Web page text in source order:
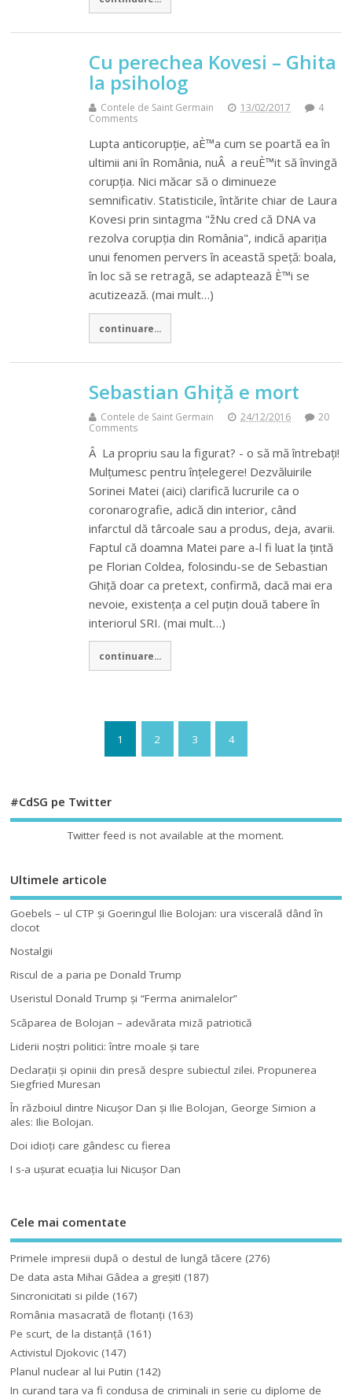
Cu perechea Kovesi – Ghita
la psiholog
Contele de Saint Germain 13/02/2017
4
Comments
Lupta anticorupție, aÈ™a cum se poartă ea în
ultimii ani în România, nuÂ a reuÈ™it să învingă
corupția. Nici măcar să o diminueze
semnificativ. Statisticile, întărite chiar de Laura
Kovesi prin sintagma "žNu cred că DNA va
rezolva corupția din România", indică apariția
unui fenomen pervers în această speță: boala,
în loc să se retragă, se adaptează È™i se
acutizează. (mai mult…)
continuare...
Sebastian Ghiță e mort
Contele de Saint Germain 24/12/2016
20
Comments
Â La propriu sau la figurat? - o să mă întrebați!
Mulțumesc pentru înțelegere! Dezvăluirile
Sorinei Matei (aici) clarifică lucrurile ca o
coronarografie, adică din interior, când
infarctul dă târcoale sau a produs, deja, avarii.
Faptul că doamna Matei pare a-l fi luat la țintă
pe Florian Coldea, folosindu-se de Sebastian
Ghiță doar ca pretext, confirmă, dacă mai era
nevoie, existența a cel puțin două tabere în
interiorul SRI. (mai mult…)
continuare...
1 2 3 4
#CdSG pe Twitter
Twitter feed is not available at the moment.
Ultimele articole
Goebels – ul CTP şi Goeringul Ilie Bolojan: ura viscerală dând în
clocot
Nostalgii
Riscul de a paria pe Donald Trump
Useristul Donald Trump şi “Ferma animalelor”
Scăparea de Bolojan – adevărata miză patriotică
Liderii noştri politici: între moale şi tare
Declaraţii şi opinii din presă despre subiectul zilei. Propunerea
Siegfried Muresan
În războiul dintre Nicuşor Dan şi Ilie Bolojan, George Simion a
ales: Ilie Bolojan.
Doi idioţi care gândesc cu fierea
I s-a uşurat ecuaţia lui Nicuşor Dan
Cele mai comentate
Primele impresii după o destul de lungă tăcere (276)
De data asta Mihai Gâdea a greşit! (187)
Sincronicitati si pilde (167)
România masacrată de flotanţi (163)
Pe scurt, de la distanță (161)
Activistul Djokovic (147)
Planul nuclear al lui Putin (142)
In curand tara va fi condusa de criminali in serie cu diplome de